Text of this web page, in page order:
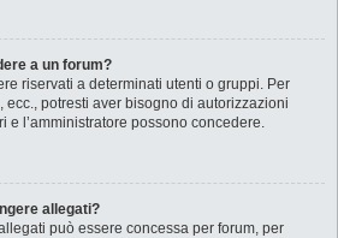
a un forum?
riservati a determinati utenti o gruppi. Per
ecc., potresti aver bisogno di autorizzazioni
e l’amministratore possono concedere.
allegati?
può essere concessa per forum, per